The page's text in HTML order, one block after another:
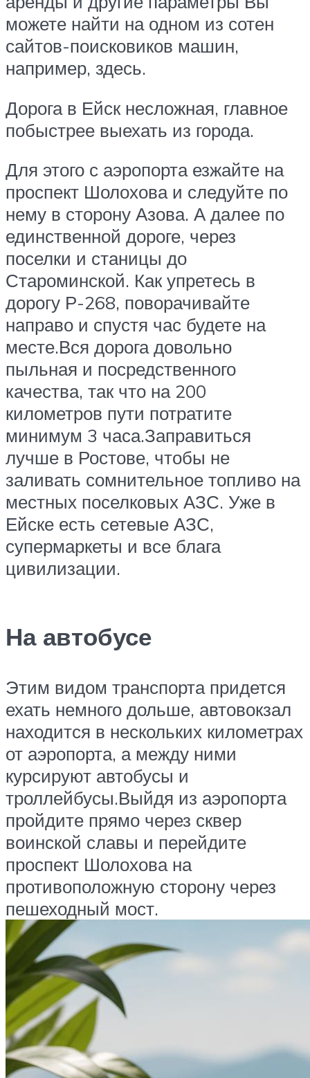
можете найти на одном из сотен
сайтов-поисковиков машин,
например, здесь.
Дорога в Ейск несложная, главное
побыстрее выехать из города.
Для этого с аэропорта езжайте на
проспект Шолохова и следуйте по
нему в сторону Азова. А далее по
единственной дороге, через
поселки и станицы до
Староминской. Как упретесь в
дорогу Р-268, поворачивайте
направо и спустя час будете на
месте.Вся дорога довольно
пыльная и посредственного
качества, так что на 200
километров пути потратите
минимум 3 часа.Заправиться
лучше в Ростове, чтобы не
заливать сомнительное топливо на
местных поселковых АЗС. Уже в
Ейске есть сетевые АЗС,
супермаркеты и все блага
цивилизации.
На автобусе
Этим видом транспорта придется
ехать немного дольше, автовокзал
находится в нескольких километрах
от аэропорта, а между ними
курсируют автобусы и
троллейбусы.Выйдя из аэропорта
пройдите прямо через сквер
воинской славы и перейдите
проспект Шолохова на
противоположную сторону через
пешеходный мост.